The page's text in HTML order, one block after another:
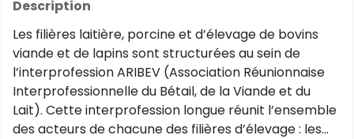
valorisation, recyclage).
Les filières laitière, porcine et d’élevage de bovins
viande et de lapins sont structurées au sein de
l’interprofession ARIBEV (Association Réunionnaise
Interprofessionnelle du Bétail, de la Viande et du
Lait). Cette interprofession longue réunit l’ensemble
des acteurs de chacune des filières d’élevage : les